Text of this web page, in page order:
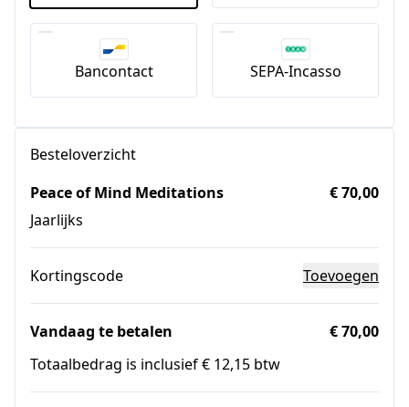
Bancontact SEPA-Incasso
Besteloverzicht
Peace of Mind Meditations
Jaarlijks
€ 70,00
Kortingscode Toevoegen
Vandaag te betalen
€ 70,00
Totaalbedrag is inclusief € 12,15 btw